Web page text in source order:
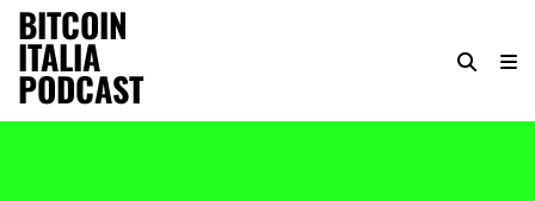
BITCOIN
ITALIA
PODCAST